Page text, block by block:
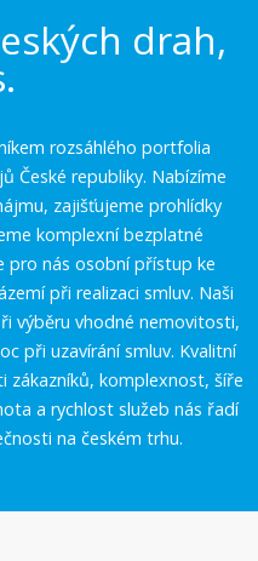
drah,
rozsáhlého portfolia
České republiky. Nabízíme
zajišťujeme prohlídky
komplexní bezplatné
pro nás osobní přístup ke
při realizaci smluv. Naši
výběru vhodné nemovitosti,
při uzavírání smluv. Kvalitní
zákazníků, komplexnost, šíře
a rychlost služeb nás řadí
na českém trhu.